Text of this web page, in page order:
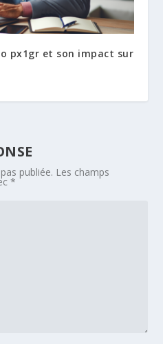
px1gr et son impact sur
publiée. Les champs
*